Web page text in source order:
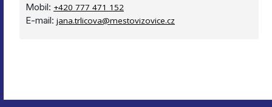
Mobil: +420 777 471 152
E-mail: jana.trlicova@mestovizovice.cz